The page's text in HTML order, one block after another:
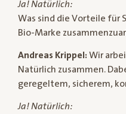
Ja! Natürlich:
Was sind die Vorteile für
Bio-Marke
Andreas Krippel: Wir
Natürlich zusammen.
geregeltem, sicherem,
Ja! Natürlich: